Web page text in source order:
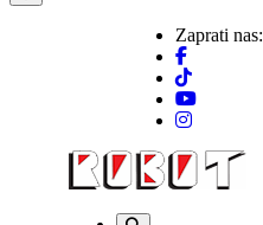
Zaprati nas: